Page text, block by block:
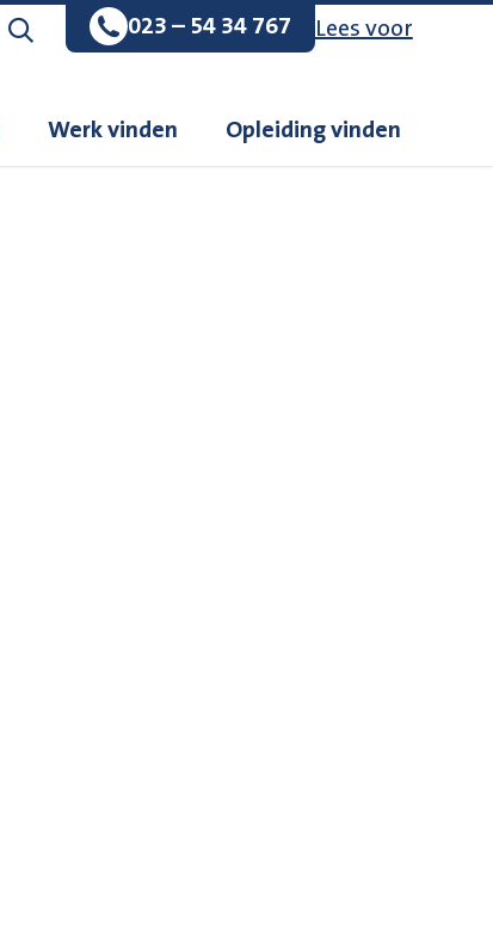
Zoeken op de website
023 – 54 34 767 Lees voor
Werk vinden Opleiding vinden